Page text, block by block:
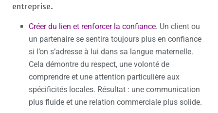
entreprise.
Créer du lien et renforcer la confiance. Un client ou
un partenaire se sentira toujours plus en confiance
si l’on s’adresse à lui dans sa langue maternelle.
Cela démontre du respect, une volonté de
comprendre et une attention particulière aux
spécificités locales. Résultat : une communication
plus fluide et une relation commerciale plus solide.